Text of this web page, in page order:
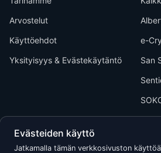
Arvostelut
Käyttöehdot
Yksityisyys & Evästekäytäntö
e-
San
Evästeiden käyttö
Jatkamalla tämän verkkosivuston